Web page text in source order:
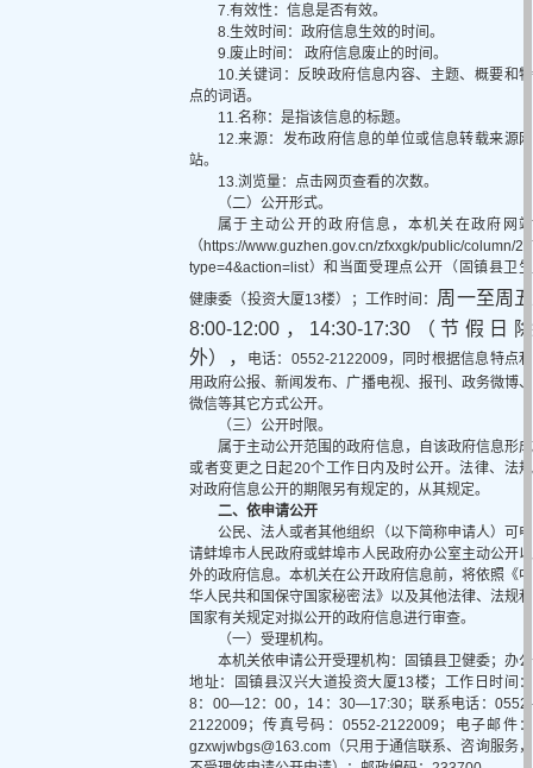
7.有效性：信息是否有效。
8.生效时间：政府信息生效的时间。
9.废止时间： 政府信息废止的时间。
10.关键词：反映政府信息内容、主题、概要和特
点的词语。
11.名称：是指该信息的标题。
12.来源：发布政府信息的单位或信息转载来源网
站。
13.浏览量：点击网页查看的次数。
（二）公开形式。
属于主动公开的政府信息，本机关在政府网站
（https://www.guzhen.gov.cn/zfxxgk/public/column/
type=4&action=list）和当面受理点公开（固镇县卫生
健康委（投资大厦13楼）；工作时间： 周一至周五
8:00-12:00，14:30-17:30（节假日除
外），
电话：0552-2122009，同时根据信息特点利
用政府公报、新闻发布、广播电视、报刊、政务微博、
微信等其它方式公开。
（三）公开时限。
属于主动公开范围的政府信息，自该政府信息形成
或者变更之日起20个工作日内及时公开。法律、法规
对政府信息公开的期限另有规定的，从其规定。
二、依申请公开
公民、法人或者其他组织（以下简称申请人）可申
请蚌埠市人民政府或蚌埠市人民政府办公室主动公开以
外的政府信息。本机关在公开政府信息前，将依照《中
华人民共和国保守国家秘密法》以及其他法律、法规和
国家有关规定对拟公开的政府信息进行审查。
（一）受理机构。
本机关依申请公开受理机构：固镇县卫健委；办公
地址：固镇县汉兴大道投资大厦13楼；工作日时间：
8：00—12：00，14：30—17:30；联系电话：0552-
2122009；传真号码：0552-2122009；电子邮件：
gzxwjwbgs@163.com（只用于通信联系、咨询服务，